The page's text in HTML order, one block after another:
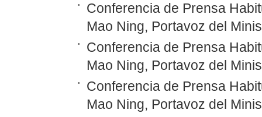
Conferencia de Prensa
Mao Ning, Portavoz del
Conferencia de Prensa
Mao Ning, Portavoz del
Conferencia de Prensa
Mao Ning, Portavoz del